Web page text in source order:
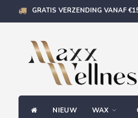
GRATIS VERZENDING VANAF
NIEUW WAX